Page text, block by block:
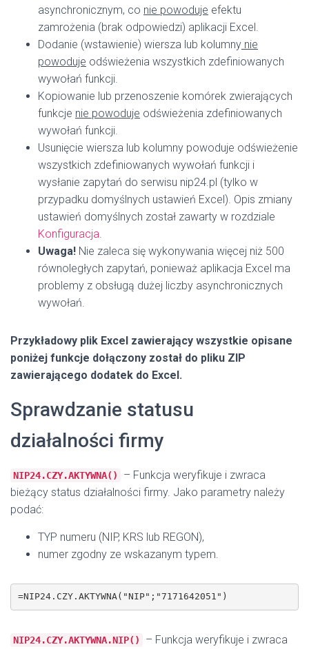
asynchronicznym, co nie powoduje efektu
zamrożenia (brak odpowiedzi) aplikacji Excel.
Dodanie (wstawienie) wiersza lub kolumny nie
powoduje odświeżenia wszystkich zdefiniowanych
wywołań funkcji.
Kopiowanie lub przenoszenie komórek zwierających
funkcje nie powoduje odświeżenia zdefiniowanych
wywołań funkcji.
Usunięcie wiersza lub kolumny powoduje odświeżenie
wszystkich zdefiniowanych wywołań funkcji i
wysłanie zapytań do serwisu nip24.pl (tylko w
przypadku domyślnych ustawień Excel). Opis zmiany
ustawień domyślnych został zawarty w rozdziale
Konfiguracja.
Uwaga! Nie zaleca się wykonywania więcej niż 500
równoległych zapytań, ponieważ aplikacja Excel ma
problemy z obsługą dużej liczby asynchronicznych
wywołań.
Przykładowy plik Excel zawierający wszystkie opisane
poniżej funkcje dołączony został do pliku ZIP
zawierającego dodatek do Excel.
Sprawdzanie statusu
działalności firmy
NIP24.CZY.AKTYWNA()
– Funkcja weryfikuje i zwraca
bieżący status działalności firmy. Jako parametry należy
podać:
TYP numeru (NIP, KRS lub REGON),
numer zgodny ze wskazanym typem.
=NIP24.CZY.AKTYWNA("NIP";"7171642051")
NIP24.CZY.AKTYWNA.NIP()
– Funkcja weryfikuje i zwraca